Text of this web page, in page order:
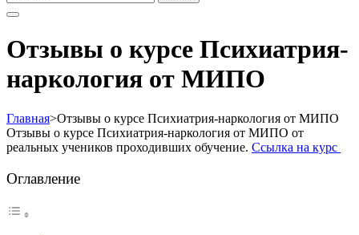
Отзывы о курсе Психиатрия-
наркология от МИПО
Главная>Отзывы о курсе Психиатрия-наркология от МИПО
Отзывы о курсе Психиатрия-наркология от МИПО от
реальных учеников проходивших обучение. Ссылка на курс
Оглавление